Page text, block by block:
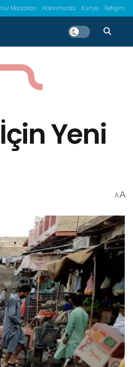
Masalları Hakkımızda Künye İletişim
Yeni
AA